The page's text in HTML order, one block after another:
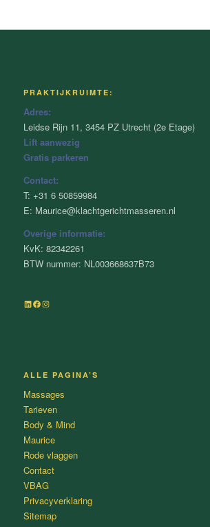
PRAKTIJKRUIMTE:
Adres:
Leidse Rijn 11, 3454 PZ Utrecht (2e Etage)
Lift aanwezig
Gratis parkeren
Contact:
T: +31 6 50859984
E: Maurice@klachtgerichtmasseren.nl
Overige informatie:
KvK: 82342261
BTW nummer: NL003668637B73
LinkedIn
Facebook
Instagram
ALLE PAGINA’S
Massages
Tarieven
Body & Mind
Maurice
Rode vlaggen
Contact
VBAG
Privacyverklaring
Sitemap